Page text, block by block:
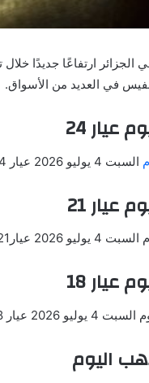
ارتفاعًا جديدًا خلال
في العديد من الأسواق.
24
السبت 4 يوليو 2026 عيار 24 في نحو 17,845.65 دينار بما يعادل 134.23 دولار.
21
بما يعادل 117.45 دولار.
18
بما يعادل 100.67 دولار.
اليوم